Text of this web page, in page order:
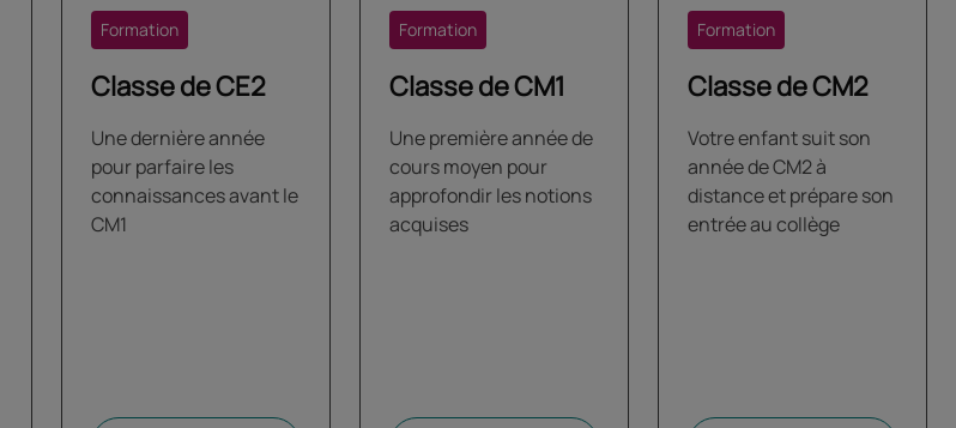
Classe de CE2
Formation
Une dernière année
pour parfaire les
connaissances avant le
CM1
Classe de CM1
Formation
Une première année de
cours moyen pour
approfondir les notions
acquises
Classe de CM2
Formation
Votre enfant suit son
année de CM2 à
distance et prépare son
entrée au collège